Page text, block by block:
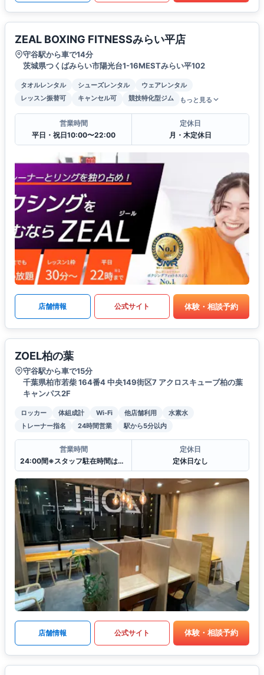
ZEAL BOXING FITNESSみらい平店
守谷駅から車で14分
茨城県つくばみらい市陽光台1-16MESTみらい平102
タオルレンタル シューズレンタル
ウェアレンタル
レッスン振替可
キャンセル可 競技特化型ジム もっと見る
営業時間
平日・祝日10:00〜22:00
定休日
月・木定休日
店舗情報 公式サイト 体験・相談予約
ZOEL柏の葉
守谷駅から車で15分
千葉県柏市若柴 164番4 中央149街区7 アクロスキューブ柏の葉
キャンパス2F
ロッカー 体組成計 Wi-Fi 他店舗利用
水素水
トレーナー指名
24時間営業 駅から5分以内
営業時間
24:00間※スタッフ駐在時間は日ごとに変わります。
定休日
定休日なし
店舗情報 公式サイト 体験・相談予約